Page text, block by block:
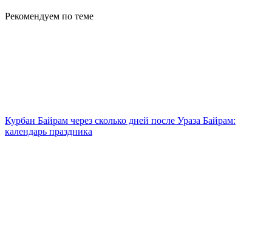
Рекомендуем по теме
Курбан Байрам через сколько дней после Ураза Байрам:
календарь праздника